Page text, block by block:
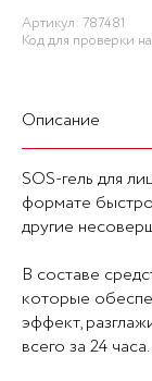
Артикул: 787481
Код для проверки
Описание
SOS-гель для
формате
другие
В составе
которые
эффект,
всего за 24 часа.